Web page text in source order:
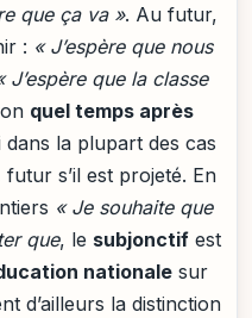
que ça va ». Au futur,
: « J’espère que nous
J’espère que la classe
quel temps après
dans la plupart des cas
s’il est projeté. En
« Je souhaite que
que, le subjonctif est
nationale sur
d’ailleurs la distinction